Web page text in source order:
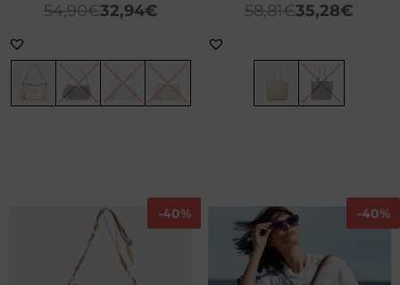
54,90€32,94€ 58,81€35,28€
-40% -40%